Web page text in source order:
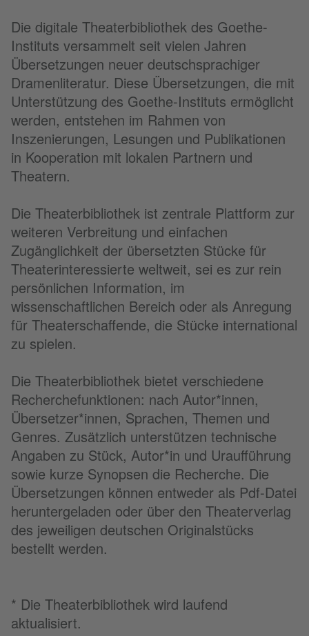
Die digitale Theaterbibliothek des Goethe-
Instituts versammelt seit vielen Jahren
Übersetzungen neuer deutschsprachiger
Dramenliteratur. Diese Übersetzungen, die mit
Unterstützung des Goethe-Instituts ermöglicht
werden, entstehen im Rahmen von
Inszenierungen, Lesungen und Publikationen
in Kooperation mit lokalen Partnern und
Theatern.
Die Theaterbibliothek ist zentrale Plattform zur
weiteren Verbreitung und einfachen
Zugänglichkeit der übersetzten Stücke für
Theaterinteressierte weltweit, sei es zur rein
persönlichen Information, im
wissenschaftlichen Bereich oder als Anregung
für Theaterschaffende, die Stücke international
zu spielen.
Die Theaterbibliothek bietet verschiedene
Recherchefunktionen: nach Autor*innen,
Übersetzer*innen, Sprachen, Themen und
Genres. Zusätzlich unterstützen technische
Angaben zu Stück, Autor*in und Uraufführung
sowie kurze Synopsen die Recherche. Die
Übersetzungen können entweder als Pdf-Datei
heruntergeladen oder über den Theaterverlag
des jeweiligen deutschen Originalstücks
bestellt werden.
* Die Theaterbibliothek wird laufend
aktualisiert.